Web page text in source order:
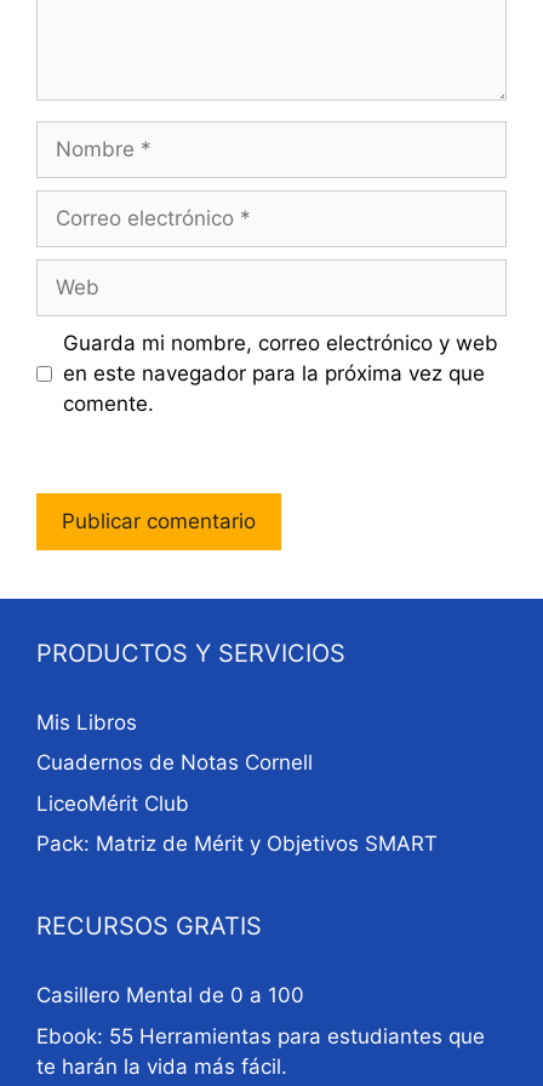
Nombre
Correo
Web
Guarda mi nombre, correo electrónico y web
en este navegador para la próxima vez que
comente.
PRODUCTOS Y SERVICIOS
Mis Libros
Cuadernos de Notas Cornell
LiceoMérit Club
Pack: Matriz de Mérit y Objetivos SMART
RECURSOS GRATIS
Casillero Mental de 0 a 100
Ebook: 55 Herramientas para estudiantes que
te harán la vida más fácil.